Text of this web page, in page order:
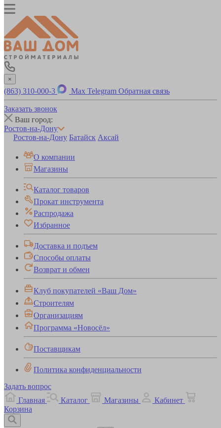
×
(863) 310-000-3 Max Telegram Обратная связь
Заказать звонок
Ваш город:
Ростов-на-Дону
Ростов-на-Дону Батайск Аксай
О компании
Магазины
Каталог товаров
Прокат инструмента
Распродажа
Избранное
Доставка и подъем
Способы оплаты
Возврат и обмен
Клуб покупателей «Ваш Дом»
Строителям
Организациям
Программа «Новосёл»
Поставщикам
Политика конфиденциальности
Задать вопрос
Главная
Каталог Магазины
Кабинет
Корзина